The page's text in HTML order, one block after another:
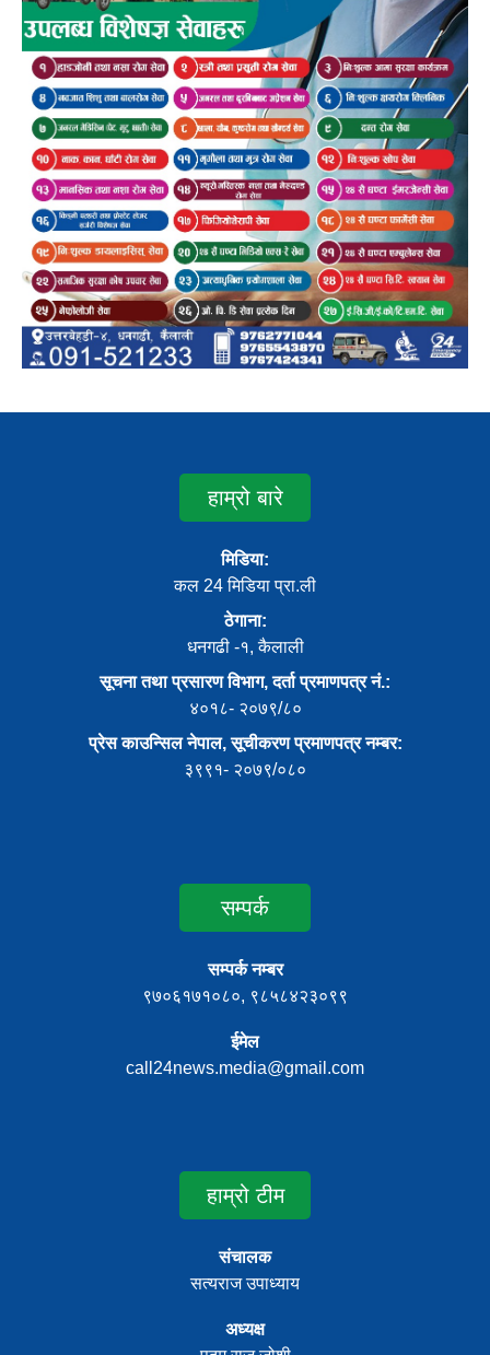
हाम्रो बारे
मिडिया:
कल 24 मिडिया प्रा.ली
ठेगाना:
धनगढी -१, कैलाली
सूचना तथा प्रसारण विभाग, दर्ता प्रमाणपत्र नं.:
४०१८- २०७९/८०
प्रेस काउन्सिल नेपाल, सूचीकरण प्रमाणपत्र नम्बर:
३९९१- २०७९/०८०
सम्पर्क
सम्पर्क नम्बर
९७०६१७१०८०, ९८५८४२३०९९
ईमेल
call24news.media@gmail.com
हाम्रो टीम
संचालक
सत्यराज उपाध्याय
अध्यक्ष